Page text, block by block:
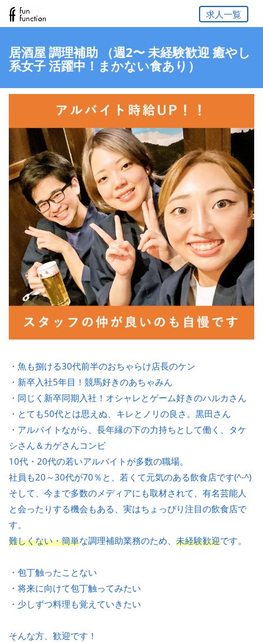
求人一覧
居酒屋 調理補助 （週2〜 未経験歓迎 癒やし
系女子 活躍中！まかない食あり）
・魚も捌ける30代前半のおちゃらけ店長のケン
・新卒入社5年目！競馬好きのあちゃみん
・同じく新卒同期入社！オシャレとゲーム好きのハルカさん
・とても50代とは思えぬ、キレとノリの良さ。黒田さん
・アルバイトながら、長年縁の下の力持ちとして働く、タケ
シさん＆カゲさんコンビ
10代・20代の若いアルバイトが多数の職場。
社員も20～30代が70％と、若くて元気のある飲食店です(^-^)
そして、今まで多数のメディアにも取材されて、有名芸能人
と会ったりする機会もある、実はちょっぴり注目の飲食店で
す。
難しくない・簡単な調理補助業務のため、 未経験歓迎です。
・包丁触ったことない
・将来に向けて包丁触ってみたい
・少しずつ料理も覚えていきたい
そんな方、歓迎です！